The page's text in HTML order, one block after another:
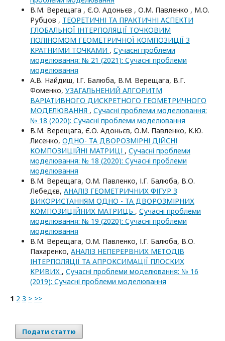
В.М. Верещага , Є.О. Адоньєв , О.М. Павленко , М.О.
Рубцов , ТЕОРЕТИЧНІ ТА ПРАКТИЧНІ АСПЕКТИ
ГЛОБАЛЬНОЇ ІНТЕРПОЛЯЦІЇ ТОЧКОВИМ
ПОЛІНОМОМ ГЕОМЕТРИЧНОЇ КОМПОЗИЦІЇ З
КРАТНИМИ ТОЧКАМИ , Сучасні проблеми
моделювання: № 21 (2021): Сучасні проблеми
моделювання
А.В. Найдиш, І.Г. Балюба, В.М. Верещага, В.Г.
Фоменко, УЗАГАЛЬНЕНИЙ АЛГОРИТМ
ВАРІАТИВНОГО ДИСКРЕТНОГО ГЕОМЕТРИЧНОГО
МОДЕЛЮВАННЯ , Сучасні проблеми моделювання:
№ 18 (2020): Сучасні проблеми моделювання
В.М. Верещага, Є.О. Адоньєв, О.М. Павленко, К.Ю.
Лисенко, ОДНО- ТА ДВОРОЗМІРНІ ДІЙСНІ
КОМПОЗИЦІЙНІ МАТРИЦІ , Сучасні проблеми
моделювання: № 18 (2020): Сучасні проблеми
моделювання
В.М. Верещага, О.М. Павленко, І.Г. Балюба, В.О.
Лебедєв, АНАЛІЗ ГЕОМЕТРИЧНИХ ФІГУР З
ВИКОРИСТАННЯМ ОДНО - ТА ДВОРОЗМІРНИХ
КОМПОЗИЦІЙНИХ МАТРИЦЬ , Сучасні проблеми
моделювання: № 19 (2020): Сучасні проблеми
моделювання
В.М. Верещага, О.М. Павленко, І.Г. Балюба, В.О.
Пахаренко, АНАЛІЗ НЕПЕРЕРВНИХ МЕТОДІВ
ІНТЕРПОЛЯЦІЇ ТА АПРОКСИМАЦІЇ ПЛОСКИХ
КРИВИХ , Сучасні проблеми моделювання: № 16
(2019): Сучасні проблеми моделювання
1 2 3 > >>
Подати статтю